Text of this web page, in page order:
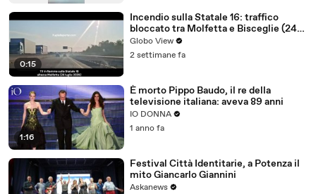
0:15
Incendio sulla Statale 16: traffico
bloccato tra Molfetta e Bisceglie (24
luglio 2026) - video
Globo View
2 settimane fa
1:16
È morto Pippo Baudo, il re della
televisione italiana: aveva 89 anni
IO DONNA
1 anno fa
Festival Città Identitarie, a Potenza il
mito Giancarlo Giannini
Askanews